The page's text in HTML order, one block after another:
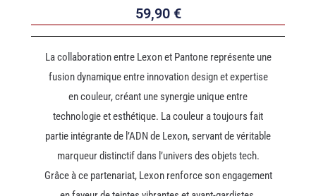
59,90 €
La collaboration entre Lexon et Pantone représente une
fusion dynamique entre innovation design et expertise
en couleur, créant une synergie unique entre
technologie et esthétique. La couleur a toujours fait
partie intégrante de l’ADN de Lexon, servant de véritable
marqueur distinctif dans l’univers des objets tech.
Grâce à ce partenariat, Lexon renforce son engagement